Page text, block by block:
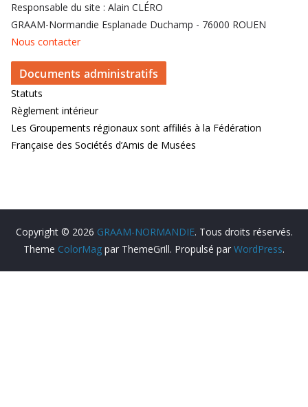
Responsable du site : Alain CLÉRO
GRAAM-Normandie Esplanade Duchamp - 76000 ROUEN
Nous contacter
Documents administratifs
Statuts
Règlement intérieur
Les Groupements régionaux sont affiliés à la Fédération
Française des Sociétés d’Amis de Musées
Copyright © 2026 GRAAM-NORMANDIE. Tous droits réservés.
Theme ColorMag par ThemeGrill. Propulsé par WordPress.